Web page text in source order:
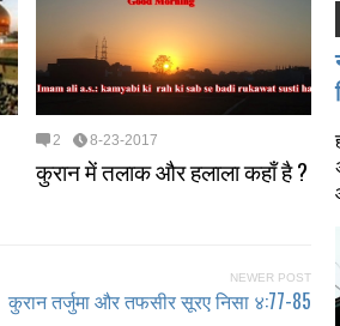
2 8-23-2017
कुरान में तलाक और हलाला कहाँ है ?
NEWER POST
कुरान तर्जुमा और तफसीर सूरए निसा ४:77-85